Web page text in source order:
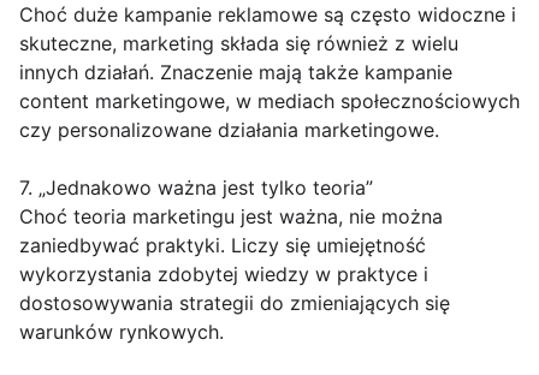
Choć duże kampanie reklamowe są często widoczne i
skuteczne, marketing składa się również z wielu
innych działań. Znaczenie mają także kampanie
content marketingowe, w mediach społecznościowych
czy personalizowane działania marketingowe.
7. „Jednakowo ważna jest tylko teoria”
Choć teoria marketingu jest ważna, nie można
zaniedbywać praktyki. Liczy się umiejętność
wykorzystania zdobytej wiedzy w praktyce i
dostosowywania strategii do zmieniających się
warunków rynkowych.